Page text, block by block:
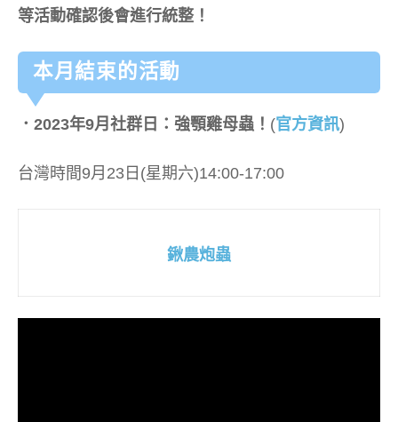
等活動確認後會進行統整！
本月結束的活動
．2023年9月社群日：強顎雞母蟲！ (官方資訊)
台灣時間9月23日(星期六)14:00-17:00
鍬農炮蟲